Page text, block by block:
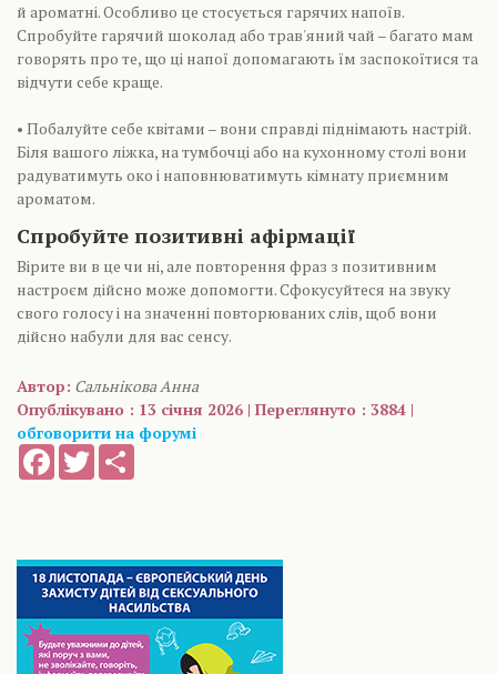
й ароматні. Особливо це стосується гарячих напоїв.
Спробуйте гарячий шоколад або трав'яний чай – багато мам
говорять про те, що ці напої допомагають їм заспокоїтися та
відчути себе краще.
• Побалуйте себе квітами – вони справді піднімають настрій.
Біля вашого ліжка, на тумбочці або на кухонному столі вони
радуватимуть око і наповнюватимуть кімнату приємним
ароматом.
Спробуйте позитивні афірмації
Вірите ви в це чи ні, але повторення фраз з позитивним
настроєм дійсно може допомогти. Сфокусуйтеся на звуку
свого голосу і на значенні повторюваних слів, щоб вони
дійсно набули для вас сенсу.
Автор: Сальнікова Анна
Опублікувано : 13 січня 2026 | Переглянуто : 3884 |
обговорити на форумі
FacebookTwitter